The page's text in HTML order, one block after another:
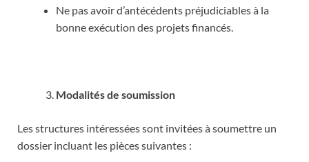
Ne pas avoir d’antécédents préjudiciables à la
bonne exécution des projets financés.
Modalités de soumission
Les structures intéressées sont invitées à soumettre un
dossier incluant les pièces suivantes :